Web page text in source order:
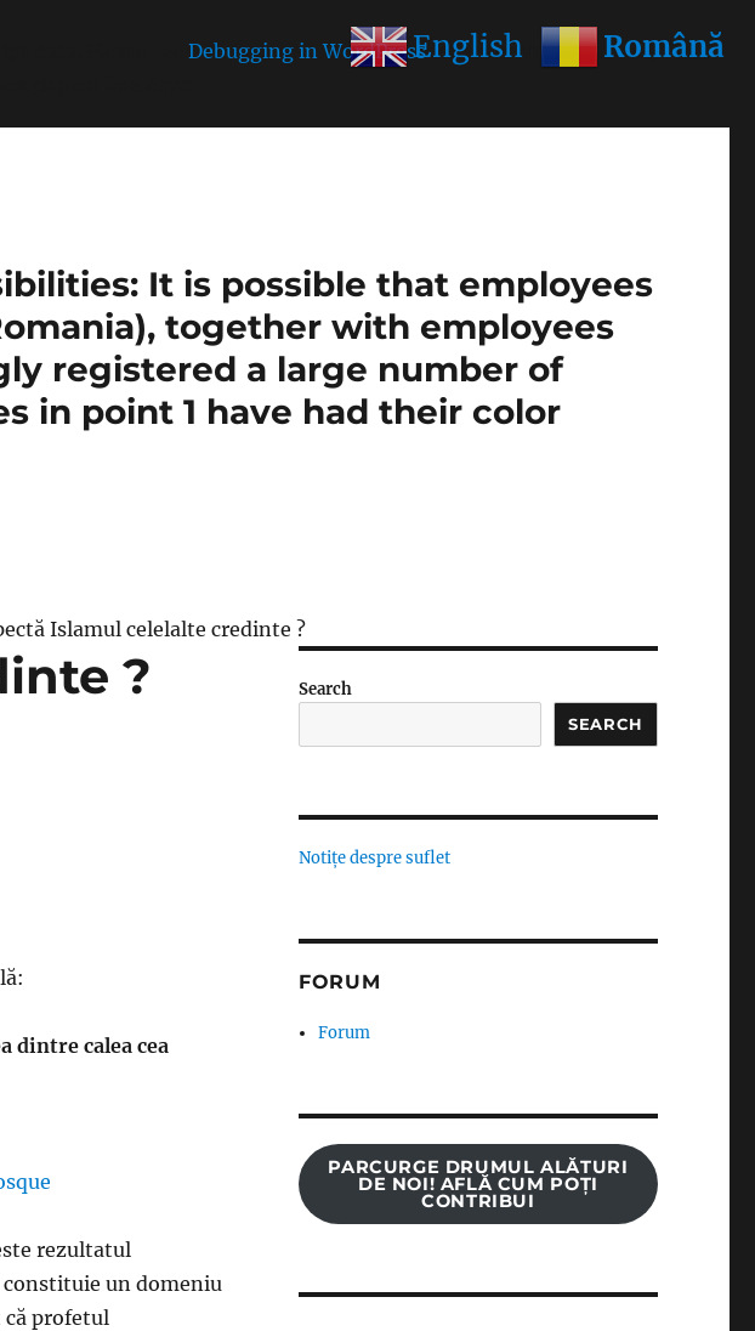
Debugging in WordPressfor more information. (This
It is possible that employees
together with employees
registered a large number of
in point 1 have had their color
Islamul celelalte credinte ?
?
dintre calea cea
rezultatul
un domeniu
profetul
Search
SEARCH
Notițe despre suflet
FORUM
Forum
PARCURGE DRUMUL ALĂTURI
DE NOI! AFLĂ CUM POȚI
CONTRIBUI
English Română